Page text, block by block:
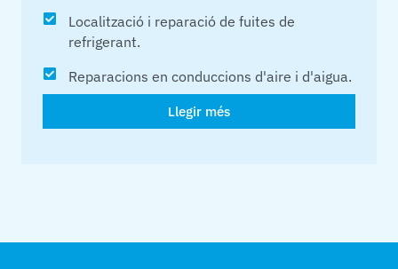
Localització i reparació de fuites de
refrigerant.
Reparacions en conduccions d'aire i d'aigua.
Llegir més